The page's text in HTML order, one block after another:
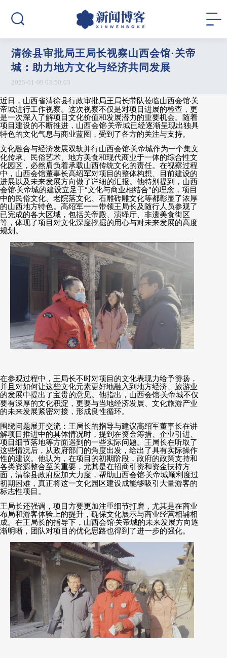
清徐县审批局王局长视察山西会馆·关帝
城：助力地方文化与经济共同发展
2025-01-09 03:50:03
近日，山西省清徐县行政审批局王局长带队莅临山西会馆·关
帝城进行工作视察。这次视察不仅是对项目进展的检查，更
是一次深入了解项目文化价值和发展潜力的重要机会。随着
项目建设的不断推进，山西会馆·关帝城已经逐渐呈现出独具
特色的文化气息与商业蓝图，受到了各方的关注与支持。
文化融合与经济发展双轨并行山西会馆·关帝城作为一个集文
化传承、民俗艺术、地方美食和现代商业于一体的综合性文
化园区，必然肩负着承载山西传统文化的责任。在视察过程
中，山西会馆董事长高绍军对项目的整体构想、目前建设的
进展以及未来发展方向做了详细的汇报。他特别提到，山西
会馆·关帝城的建设立足于“文化与商业相结合”的理念，项目
中的民俗文化、老院落文化、石雕砖雕文化等都彰显了浓厚
的山西地方特色。高绍军一一带领王局长及随行人员参观了
已完成的各大区域，包括关帝殿、演绎厅、非遗美食街区
等，体现了项目对文化深度挖掘的用心与对未来发展的高度
规划。
在参观过程中，王局长不时对项目的文化表现力给予赞扬，
并且对如何让这些文化元素更好地融入到地方经济、旅游业
的发展中提出了宝贵的意见。他指出，山西会馆·关帝城不仅
要有深厚的文化积淀，更要与当地经济发展、文化旅游产业
的未来发展紧密对接，形成良性循环。
围绕问题展开交流：王局长的指导与建议高绍军董事长在讲
解项目推进中的具体情况时，提到在资金筹措、企业引进、
项目细节落地等方面遇到的一些实际问题。王局长在听取了
这些情况后，从政府部门的角度出发，给出了具有实际操作
性的建议。他认为，在项目的初期阶段，政府的政策支持和
各类资源整合至关重要，尤其是在招商引资和资金扶持方
面，清徐县政府应加大力度，帮助山西会馆·关帝城顺利度过
初期困难，真正将这一文化园区建设成能够吸引大量游客的
标志性项目。
王局长还强调，项目方要更加注重细节打磨，尤其是在商业
布局和游客体验上的提升，确保文化展示与商业经营相辅相
成。在王局长的指导下，山西会馆·关帝城的未来发展方向逐
渐明晰，团队对项目的优化思路也得到了进一步的强化。